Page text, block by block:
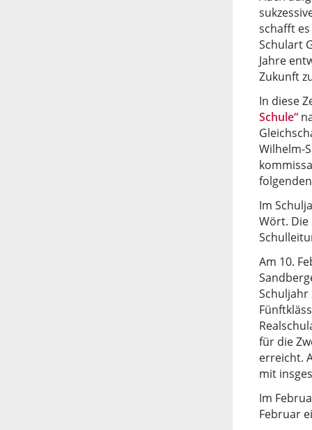
schafft
Schulart
Jahre
Zukunft
In diese
Schule“
Wilhelm-
Im
Wört.
Am 10.
Schuljahr
für die
erreicht.
mit
Im
Februar